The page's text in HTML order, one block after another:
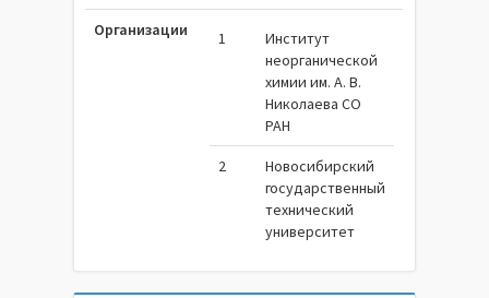
Организации 1
Институт
неорганической
химии им. А. В.
Николаева СО
РАН
2
Новосибирский
государственный
технический
университет